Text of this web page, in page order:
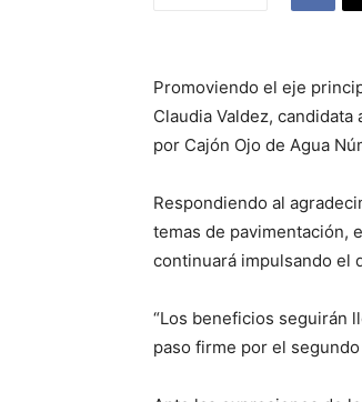
Promoviendo el eje
Claudia Valdez,
por Cajón Ojo de Agua
Respondiendo al
temas de pavimentación,
continuará impulsando el
“Los beneficios seguirán
paso firme por el